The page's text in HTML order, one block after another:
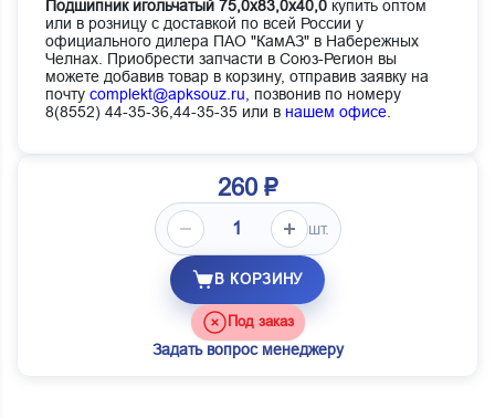
Подшипник игольчатый 75,0х83,0х40,0 купить оптом
или в розницу с доставкой по всей России у
официального дилера ПАО "КамАЗ" в Набережных
Челнах. Приобрести запчасти в Союз-Регион вы
можете добавив товар в корзину, отправив заявку на
почту complekt@apksouz.ru,
позвонив по номеру
8(8552) 44-35-36,44-35-35 или в нашем офисе
260 ₽
шт.
В КОРЗИНУ
Под заказ
Задать вопрос менеджеру